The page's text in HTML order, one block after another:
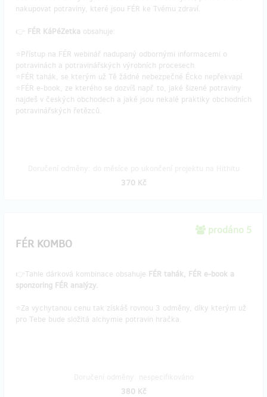
nakupovat potraviny, které jsou FÉR ke Tvému zdraví.
👉 FÉR KáPéZetka obsahuje:
⭐Přístup na FÉR webinář nadupaný odbornými informacemi o
potravinách a potravinářských výrobních procesech.
⭐FÉR tahák, se kterým už Tě žádné nebezpečné Écko nepřekvapí.
⭐FÉR e-book, ze kterého se dozvíš např. to, jaké šizené potraviny
najdeš v českých obchodech a jaké jsou nekalé praktiky obchodních
potravinářských řetězců.
370 Kč
prodáno 5
FÉR KOMBO
👉Tahle dárková kombinace obsahuje FÉR tahák, FÉR e-book a
sponzoring FÉR analýzy.
⭐Za vychytanou cenu tak získáš rovnou 3 odměny, díky kterým už
pro Tebe bude složitá alchymie potravin hračka.
380 Kč